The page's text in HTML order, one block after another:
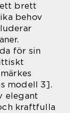
brett
behov
för sin
modell 3].
elegant
kraftfulla